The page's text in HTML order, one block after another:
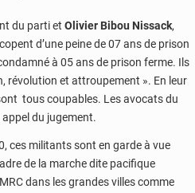
du parti et Olivier Bibou Nissack,
d’une peine de 07 ans de prison
à 05 ans de prison ferme. Ils
révolution et attroupement ». En leur
tous coupables. Les avocats du
du jugement.
ces militants sont en garde à vue
de la marche dite pacifique
dans les grandes villes comme